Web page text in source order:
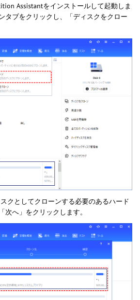
Assistantをインストールして起動しま
タブをクリックし、「ディスクをクロー
クとしてクローンする必要のあるハード
次へ」をクリックします。